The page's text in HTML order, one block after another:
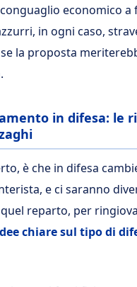
economico a
in ogni caso,
la proposta
in difesa: le
è che in difesa
e ci saranno
reparto, per
chiare sul tipo di